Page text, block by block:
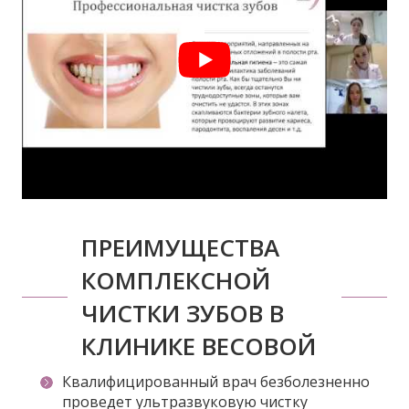
ПРЕИМУЩЕСТВА
КОМПЛЕКСНОЙ
ЧИСТКИ ЗУБОВ В
КЛИНИКЕ ВЕСОВОЙ
Квалифицированный врач безболезненно
проведет ультразвуковую чистку